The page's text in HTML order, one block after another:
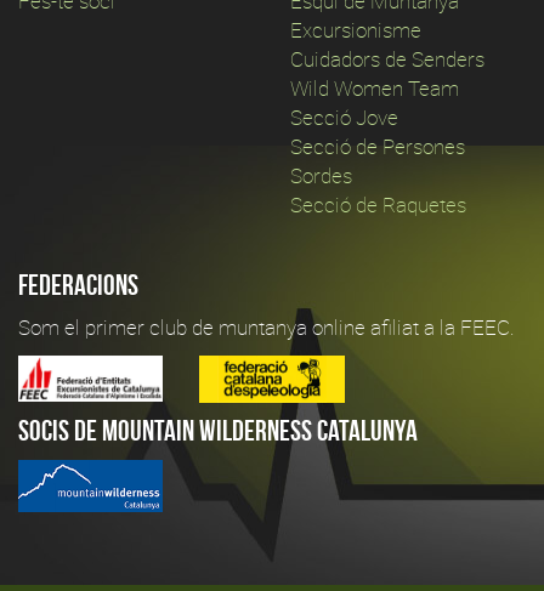
Excursionisme
Cuidadors de Senders
Wild Women Team
Secció Jove
Secció de Persones
Sordes
Secció de Raquetes
Federacions
Som el primer club de muntanya online afiliat a la FEEC.
Socis de Mountain Wilderness Catalunya